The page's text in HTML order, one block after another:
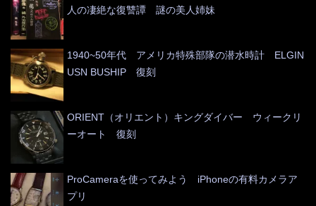
人の凄絶な復讐譚 謎の美人姉妹
1940~50年代 アメリカ特殊部隊の潜水時計 ELGIN
USN BUSHIP 復刻
ORIENT（オリエント）キングダイバー ウィークリ
ーオート 復刻
ProCameraを使ってみよう iPhoneの有料カメラア
プリ